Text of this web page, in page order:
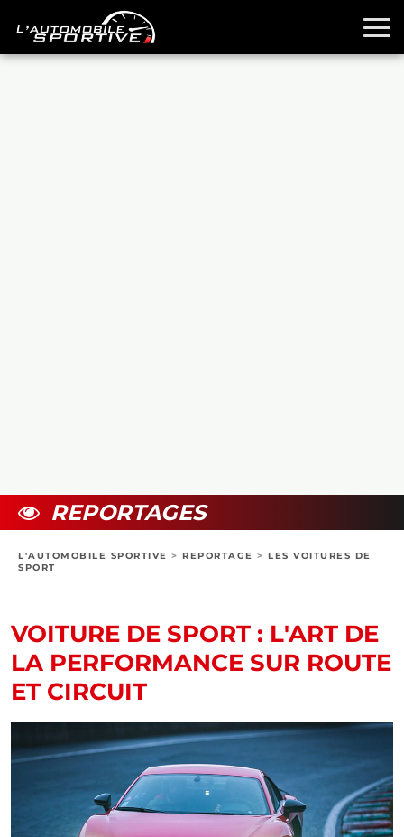
BOUTIQUE
REPORTAGES
L'AUTOMOBILE SPORTIVE > REPORTAGE > LES VOITURES DE
SPORT
VOITURE DE SPORT : L'ART DE
LA PERFORMANCE SUR ROUTE
ET CIRCUIT